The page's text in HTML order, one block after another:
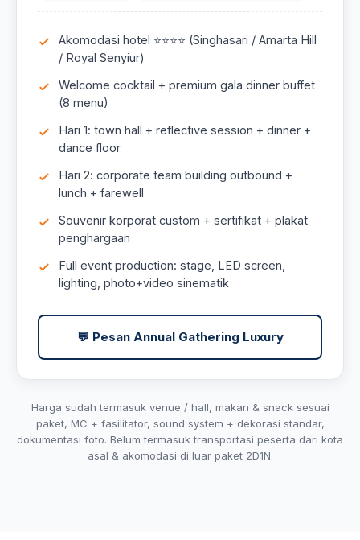
Akomodasi hotel ⭐⭐⭐⭐ (Singhasari / Amarta Hill
/ Royal Senyiur)
Welcome cocktail + premium gala dinner buffet
(8 menu)
Hari 1: town hall + reflective session + dinner +
dance floor
Hari 2: corporate team building outbound +
lunch + farewell
Souvenir korporat custom + sertifikat + plakat
penghargaan
Full event production: stage, LED screen,
lighting, photo+video sinematik
💬 Pesan Annual Gathering Luxury
Harga sudah termasuk venue / hall, makan & snack sesuai
paket, MC + fasilitator, sound system + dekorasi standar,
dokumentasi foto. Belum termasuk transportasi peserta dari kota
asal & akomodasi di luar paket 2D1N.